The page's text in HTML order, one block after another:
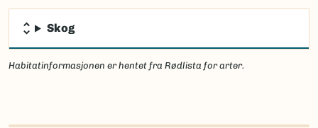
Skog
Habitatinformasjonen er hentet fra Rødlista for arter.